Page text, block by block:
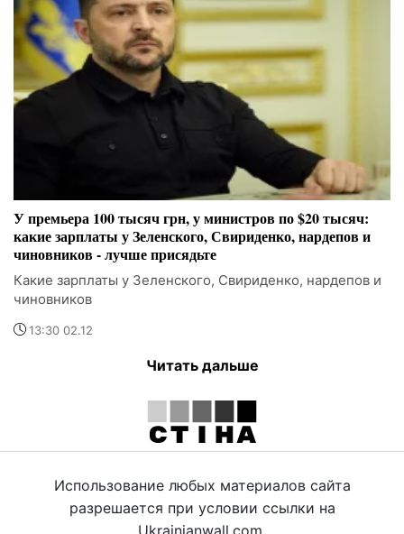
У премьера 100 тысяч грн, у министров по $20 тысяч:
какие зарплаты у Зеленского, Свириденко, нардепов и
чиновников - лучше присядьте
Какие зарплаты у Зеленского, Свириденко, нардепов и
чиновников
13:30 02.12
Читать дальше
Использование любых материалов сайта
разрешается при условии ссылки на